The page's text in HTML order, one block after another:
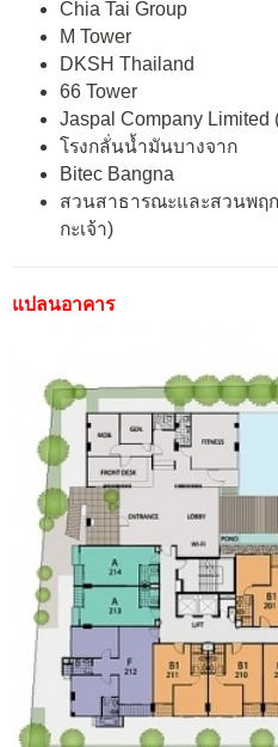
Chia Tai Group
M Tower
DKSH Thailand
66 Tower
Jaspal Company Limited
โรงกลั่นน้ำมันบางจาก
Bitec Bangna
สวนสาธารณะและสวนพฤ
กะเจ้า)
แปลนอาคาร